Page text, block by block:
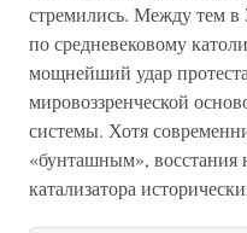
стремились. Между тем
по средневековому
мощнейший удар
мировоззренческой
системы. Хотя
«бунташным», восстания
катализатора